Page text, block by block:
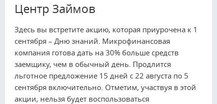
Центр Займов
Здесь вы встретите акцию, которая приурочена к 1
сентября – Дню знаний. Микрофинансовая
компания готова дать на 30% больше средств
заемщику, чем в обычный день. Продлится
льготное предложение 15 дней с 22 августа по 5
сентября включительно. Отметим, участвуя в этой
акции, нельзя будет воспользоваться